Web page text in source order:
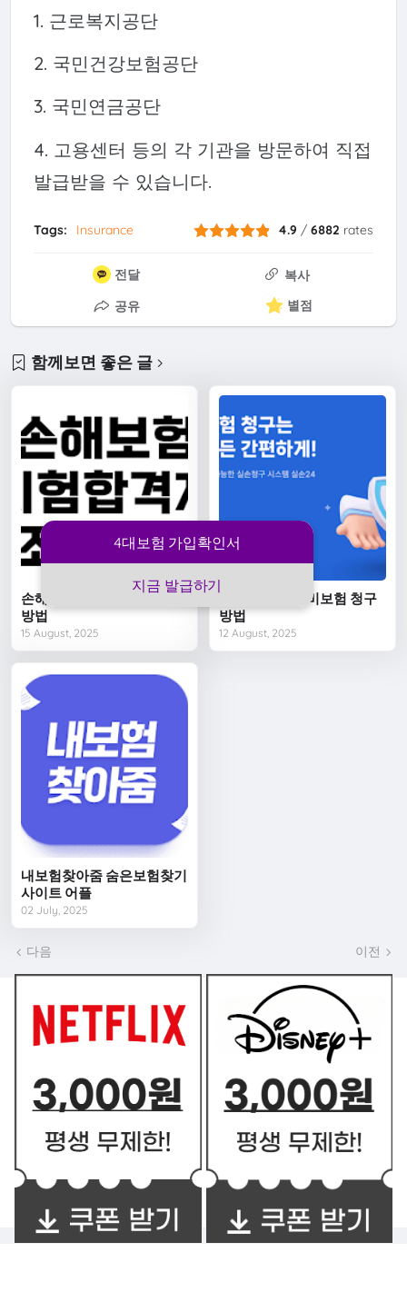
4대보험 가입확인서
지금 발급하기
1. 근로복지공단
2. 국민건강보험공단
3. 국민연금공단
4. 고용센터 등의 각 기관을 방문하여 직접
발급받을 수 있습니다.
Tags: Insurance 4.9 /6882 rates
전달
복사
공유
별점
함께보면 좋은 글
손해보험 시험 합격자 조회
방법
15 August, 2025
우체국 실손 실비보험 청구
방법
12 August, 2025
내보험찾아줌 숨은보험찾기
사이트 어플
02 July, 2025
다음 이전
쿠폰 BEST2